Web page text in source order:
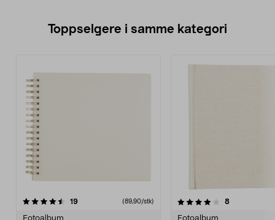
Toppselgere i samme kategori
19anmeldelser (89,90/stk)
4.0 av 5 stjerner 8anmeldelser
4.0 av 5 stjerner